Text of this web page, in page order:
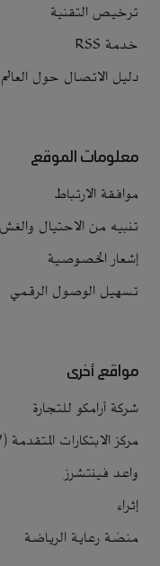
ترخيص التقنية
خدمة RSS
دليل الاتصال حول العالم
معلومات الموقع
موافقة الارتباط
تنبيه من الاحتيال والغش
إشعار الخصوصية
تسهيل الوصول الرقمي
مواقع أخرى
شركة أرامكو للتجارة
مركز الابتكارات المتقدمة (LAB7)
واعد فينتشرز
إثراء
منصّة رعاية الرياضة